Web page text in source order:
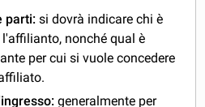
parti: si dovrà indicare chi è
nonché qual è
per cui si vuole concedere
generalmente per